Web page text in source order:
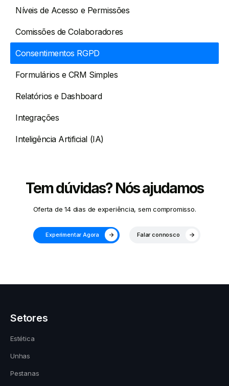
Níveis de Acesso e Permissões
Comissões de Colaboradores
Consentimentos RGPD
Formulários e CRM Simples
Relatórios e Dashboard
Integrações
Inteligência Artificial (IA)
Tem dúvidas? Nós ajudamos
Oferta de 14 dias de experiência, sem compromisso.
Experimentar Agora Falar connosco
Setores
Estética
Unhas
Pestanas